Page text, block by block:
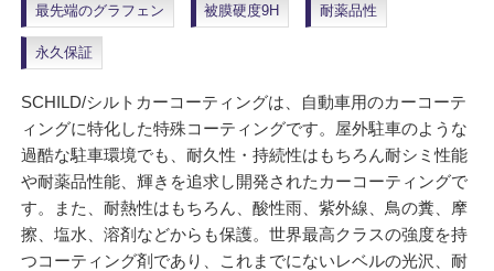
最先端のグラフェン 被膜硬度9H 耐薬品性
永久保証
SCHILD/シルトカーコーティングは、自動車用のカーコーテ
ィングに特化した特殊コーティングです。屋外駐車のような
過酷な駐車環境でも、耐久性・持続性はもちろん耐シミ性能
や耐薬品性能、輝きを追求し開発されたカーコーティングで
す。また、耐熱性はもちろん、酸性雨、紫外線、鳥の糞、摩
擦、塩水、溶剤などからも保護。世界最高クラスの強度を持
つコーティング剤であり、これまでにないレベルの光沢、耐